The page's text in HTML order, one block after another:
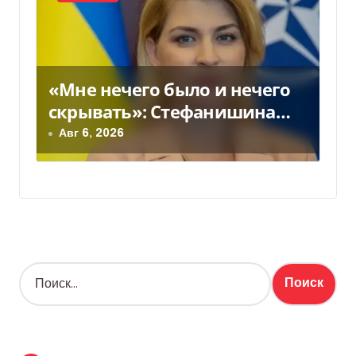
«Мне нечего было и нечего
скрывать»: Стефанишина
прокомментировала новое
подозрение
Авг 6, 2026
Н
а